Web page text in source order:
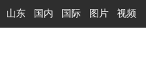
山东 国内 国际 图片 视频